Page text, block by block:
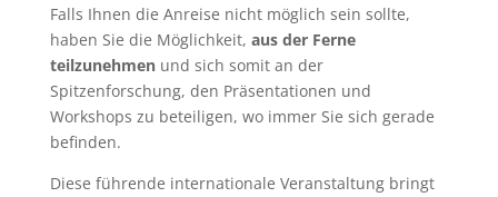
Falls Ihnen die Anreise nicht möglich sein sollte,
haben Sie die Möglichkeit, aus der Ferne
teilzunehmenund sich somit an der
Spitzenforschung, den Präsentationen und
Workshops zu beteiligen, wo immer Sie sich gerade
befinden.
Diese führende internationale Veranstaltung bringt